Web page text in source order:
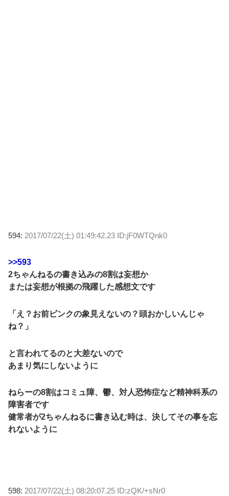
594: 2017/07/22(土) 01:49:42.23 ID:jF0WTQnk0
>>593
2ちゃんねるの書き込みの8割は妄想か
または妄想が根拠の飛躍した感想文です
「え？お前ピンクの象見えないの？頭おかしいんじゃ
ね？」
と言われてるのと大差ないので
あまり気にしないように
ねらーの8割はコミュ障、鬱、対人恐怖症など精神科系の
障害者です
健常者が2ちゃんねるに書き込む時は、決してその事を忘
れないように
598: 2017/07/22(土) 08:20:07.25 ID:zQK/+sNr0